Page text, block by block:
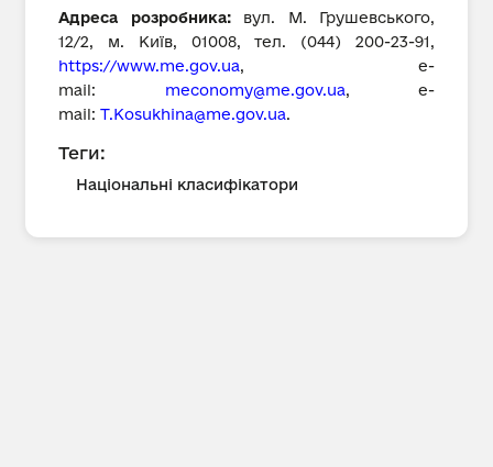
Адреса розробника:вул. М. Грушевського,
12/2, м. Київ, 01008, тел. (044) 200-23-91,
https://www.me.gov.ua, е-
mail: meconomy@me.gov.ua, е-
mail: T.Kosukhina@me.gov.ua.
Теги:
Національні класифікатори